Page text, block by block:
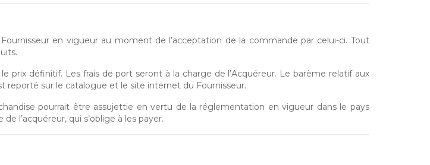
en vigueur au moment de l’acceptation de la commande par celui-ci. Tout
prix définitif. Les frais de port seront à la charge de l’Acquéreur. Le barème relatif aux
reporté sur le catalogue et le site internet du Fournisseur.
pourrait être assujettie en vertu de la réglementation en vigueur dans le pays
l’acquéreur, qui s’oblige à les payer.